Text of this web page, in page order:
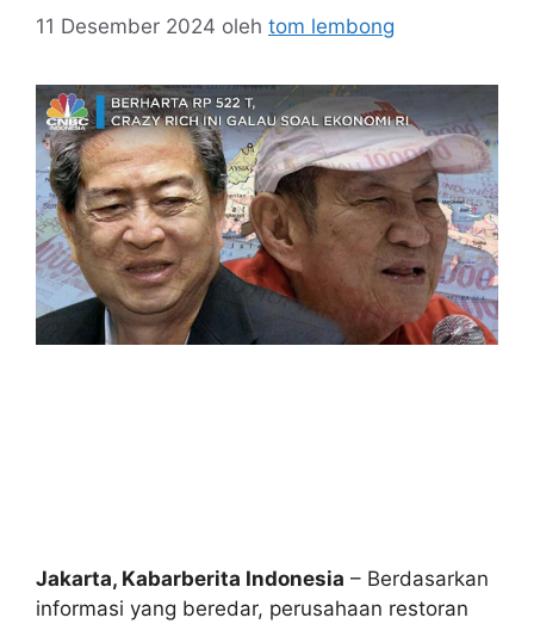
11 Desember 2024 oleh tom lembong
Jakarta, Kabarberita Indonesia – Berdasarkan
informasi yang beredar, perusahaan restoran